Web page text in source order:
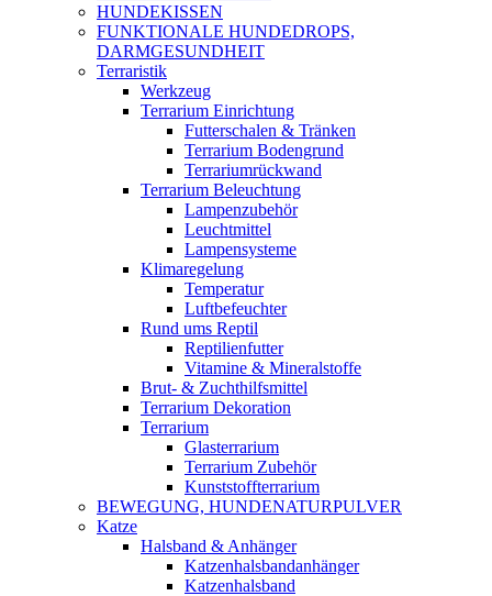
HUNDEKISSEN
FUNKTIONALE HUNDEDROPS,
DARMGESUNDHEIT
Terraristik
Werkzeug
Terrarium Einrichtung
Futterschalen & Tränken
Terrarium Bodengrund
Terrariumrückwand
Terrarium Beleuchtung
Lampenzubehör
Leuchtmittel
Lampensysteme
Klimaregelung
Temperatur
Luftbefeuchter
Rund ums Reptil
Reptilienfutter
Vitamine & Mineralstoffe
Brut- & Zuchthilfsmittel
Terrarium Dekoration
Terrarium
Glasterrarium
Terrarium Zubehör
Kunststoffterrarium
BEWEGUNG, HUNDENATURPULVER
Katze
Halsband & Anhänger
Katzenhalsbandanhänger
Katzenhalsband